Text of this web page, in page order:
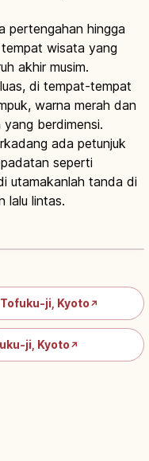
pertengahan hingga
wisata yang
akhir musim.
di tempat-tempat
warna merah dan
berdimensi.
ada petunjuk
seperti
utamakanlah tanda di
lalu lintas.
ji, Kyoto ↗
ji, Kyoto↗